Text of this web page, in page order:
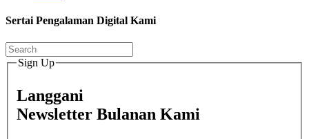
Sertai Pengalaman Digital Kami
Sign Up
Langgani
Newsletter Bulanan Kami